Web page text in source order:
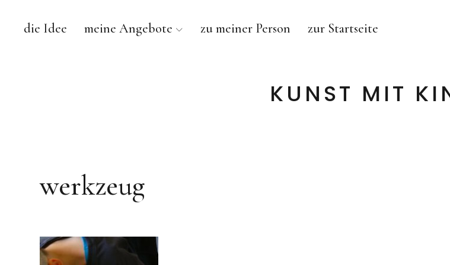
die Idee meine Angebote zu meiner Person zur Startseite
KUNST MIT
werkzeug